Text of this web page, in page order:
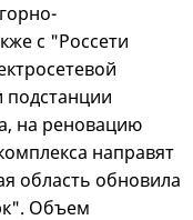
с "Россети
подстанции
на реновацию
направят
область обновила
Объем